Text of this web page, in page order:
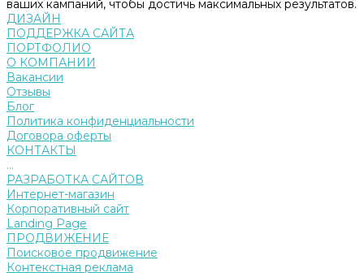
ваших кампаний, чтобы достичь максимальных результатов.
ДИЗАЙН
ПОДДЕРЖКА САЙТА
ПОРТФОЛИО
О КОМПАНИИ
Вакансии
Отзывы
Блог
Политика конфиденциальности
Договора оферты
КОНТАКТЫ
...
РАЗРАБОТКА САЙТОВ
Интернет-магазин
Корпоративный сайт
Landing Page
ПРОДВИЖЕНИЕ
Поисковое продвижение
Контекстная реклама